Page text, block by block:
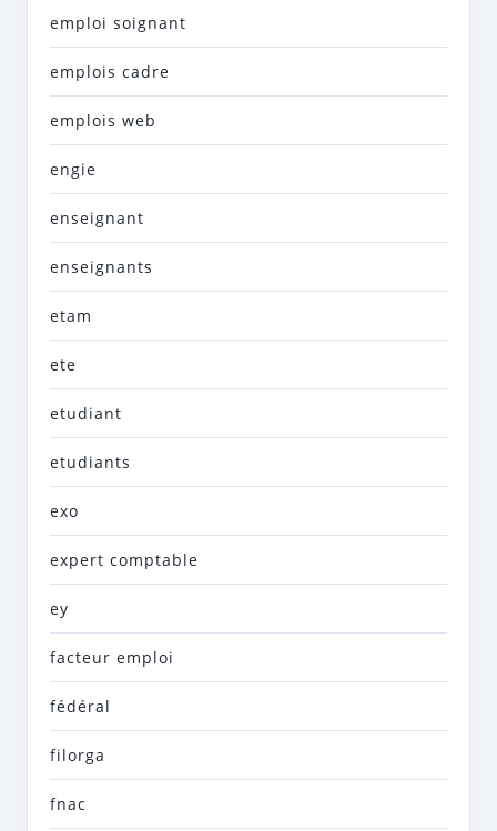
emploi soignant
emplois cadre
emplois web
engie
enseignant
enseignants
etam
ete
etudiant
etudiants
exo
expert comptable
ey
facteur emploi
fédéral
filorga
fnac